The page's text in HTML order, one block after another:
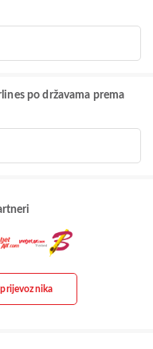
po državama prema